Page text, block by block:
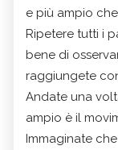
e più ampio
Ripetere tutti i
bene di
raggiungete
Andate una
ampio è il
Immaginate